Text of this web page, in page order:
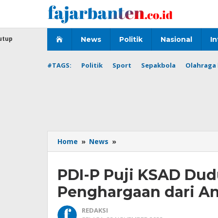
News Politik Nasional
#TAGS: Politik Sport Sepakbola
Home » News »
P
KSAD
Dudung
Terima
Dua
PDI-P Puji KSAD
Penghargaan dari
REDAKSI